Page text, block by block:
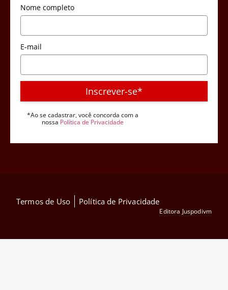
Nome completo
E-mail
Inscrever-se*
*Ao se cadastrar, você concorda com a
nossa Política de Privacidade
Termos de Uso Política de Privacidade
Editora Juspodivm